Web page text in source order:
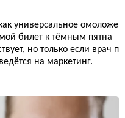
универсальное омоложе
билет к тёмным пятна
но только если врач п
на маркетинг.